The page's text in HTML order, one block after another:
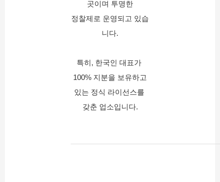
곳이며 투명한
정찰제로 운영되고 있습
니다.
특히, 한국인 대표가
100% 지분을 보유하고
있는 정식 라이선스를
갖춘 업소입니다.